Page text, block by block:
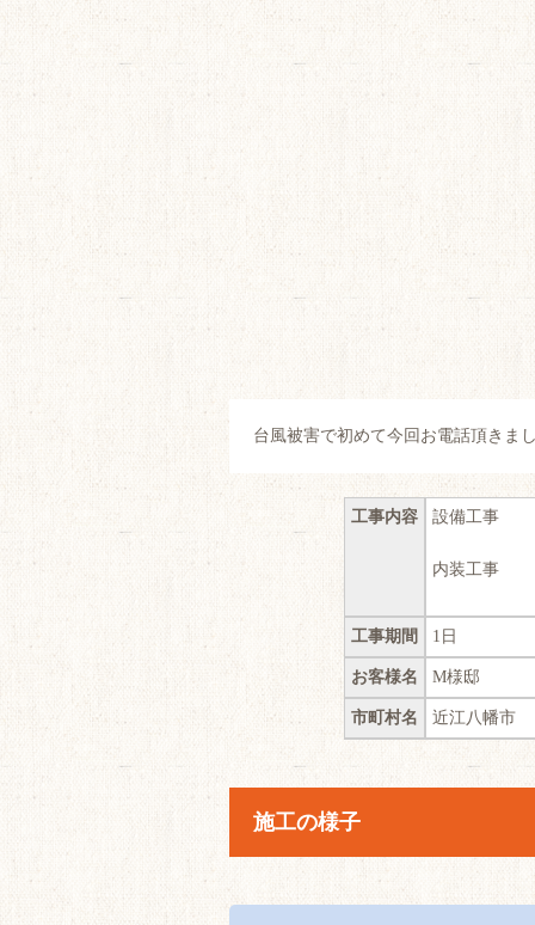
台風被害で初めて今回お電話頂きま
工事内容 設備工事
内装工事
工事期間 1日
お客様名 M様邸
市町村名 近江八幡市
施工の様子